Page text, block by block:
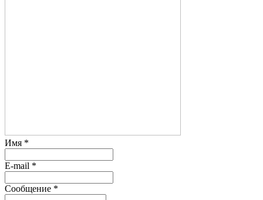
Имя *
E-mail *
Сообщение *